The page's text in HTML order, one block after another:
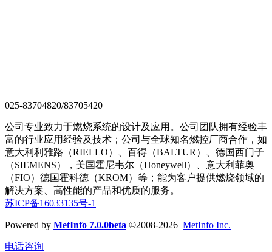
025-83704820/83705420
公司专业致力于燃烧系统的设计及应用。公司团队拥有经验丰
富的行业应用经验及技术；公司与全球知名燃控厂商合作，如
意大利利雅路（RIELLO）、百得（BALTUR）、德国西门子
（SIEMENS），美国霍尼韦尔（Honeywell）、意大利菲奥
（FIO）德国霍科德（KROM）等；能为客户提供燃烧领域的
解决方案、高性能的产品和优质的服务。
苏ICP备16033135号-1
Powered by MetInfo 7.0.0beta ©2008-2026 MetInfo Inc.
电话咨询